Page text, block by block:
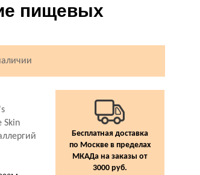
пищевых
Skin
Бесплатная доставка
по Москве в пределах
МКАДа на заказы от
3000 руб.